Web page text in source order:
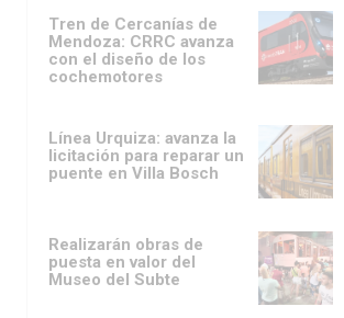
Tren de Cercanías de
Mendoza: CRRC avanza
con el diseño de los
cochemotores
Línea Urquiza: avanza la
licitación para reparar un
puente en Villa Bosch
Realizarán obras de
puesta en valor del
Museo del Subte